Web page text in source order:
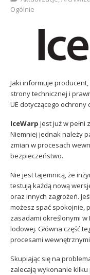
Sophos
Polityka prywatności
Ogólnie
Jaki informuje producent,
strony technicznej i
UE dotyczącego ochrony
IceWarp jest już w pełni
Niemniej jednak należy
zmian w procesach
bezpieczeństwo.
Nie jest tajemnicą, że
testują każdą nową
oraz innych zagrożeń.
możesz spać spokojnie,
zasadami określonymi w
lodowej. Główna część
procesami
Skupiając się na
zalecają wykonanie